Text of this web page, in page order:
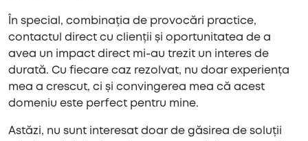
În special, combinația de provocări practice,
contactul direct cu clienții și oportunitatea de a
avea un impact direct mi-au trezit un interes de
durată. Cu fiecare caz rezolvat, nu doar experiența
mea a crescut, ci și convingerea mea că acest
domeniu este perfect pentru mine.
Astăzi, nu sunt interesat doar de găsirea de soluții